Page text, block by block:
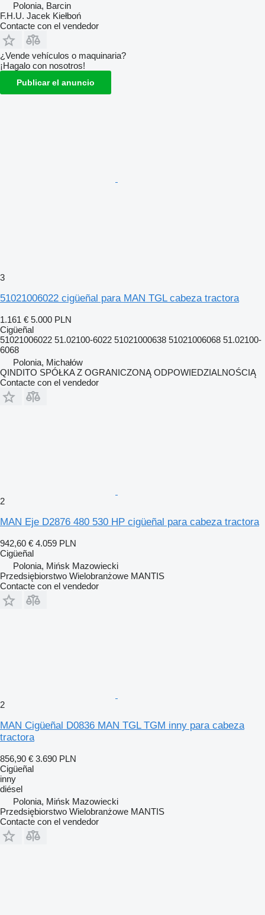
Polonia, Barcin
F.H.U. Jacek Kiełboń
Contacte con el vendedor
¿Vende vehículos o maquinaria?
¡Hagalo con nosotros!
Publicar el anuncio
3
51021006022 cigüeñal para MAN TGL cabeza tractora
1.161 € 5.000 PLN
Cigüeñal
51021006022 51.02100-6022 51021000638 51021006068 51.02100-
6068
Polonia, Michałów
QINDITO SPÓŁKA Z OGRANICZONĄ ODPOWIEDZIALNOŚCIĄ
Contacte con el vendedor
2
MAN Eje D2876 480 530 HP cigüeñal para cabeza tractora
942,60 € 4.059 PLN
Cigüeñal
Polonia, Mińsk Mazowiecki
Przedsiębiorstwo Wielobranżowe MANTIS
Contacte con el vendedor
2
MAN Cigüeñal D0836 MAN TGL TGM inny para cabeza
tractora
856,90 € 3.690 PLN
Cigüeñal
inny
diésel
Polonia, Mińsk Mazowiecki
Przedsiębiorstwo Wielobranżowe MANTIS
Contacte con el vendedor